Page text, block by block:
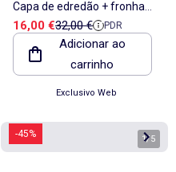
Capa de edredão + fronha
aos quadrados - Casal
Preço de venda
16,00 €Preço de referência
32,00 € PDR
Adicionar ao
carrinho
Exclusivo Web
-45% 1/5